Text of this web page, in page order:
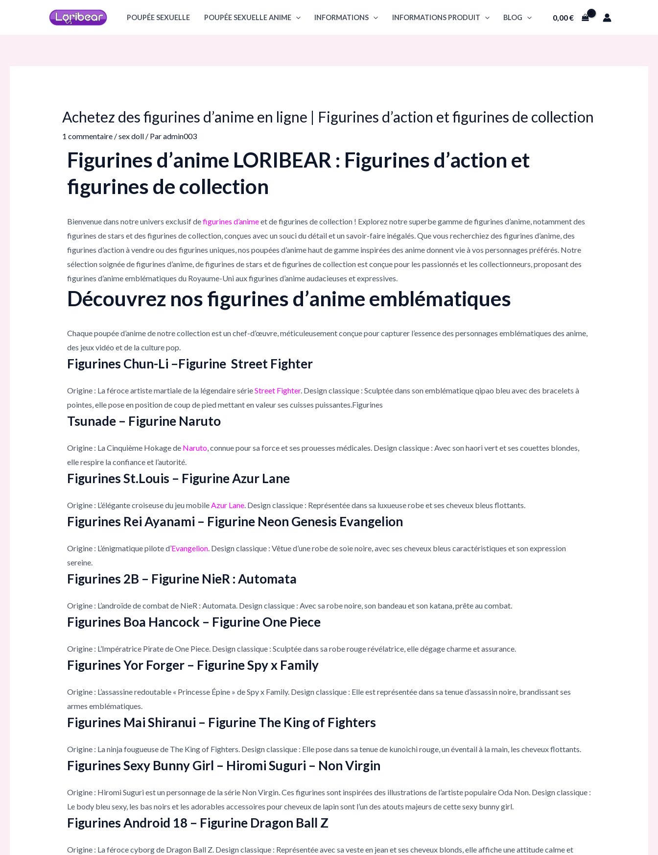
POUPÉE SEXUELLE POUPÉE SEXUELLE ANIME INFORMATIONS INFORMATIONS PRODUIT BLOG 0,00€
Achetez des figurines d’anime en ligne | Figurines d’action et figurines de collection
1 commentaire /sex doll/ Paradmin003
Figurines d’anime LORIBEAR : Figurines d’action et
figurines de collection
Bienvenue dans notre univers exclusif defigurines d’animeet de figurines de collection ! Explorez notre superbe gamme de figurines d’anime, notamment des
figurines de stars et des figurines de collection, conçues avec un souci du détail et un savoir-faire inégalés. Que vous recherchiez des figurines d’anime, des
figurines d’action à vendre ou des figurines uniques, nos poupées d’anime haut de gamme inspirées des anime donnent vie à vos personnages préférés. Notre
sélection soignée de figurines d’anime, de figurines de stars et de figurines de collection est conçue pour les passionnés et les collectionneurs, proposant des
figurines d’anime emblématiques du Royaume-Uni aux figurines d’anime audacieuses et expressives.
Découvrez nos figurines d’anime emblématiques
Chaque poupée d’anime de notre collection est un chef-d’œuvre, méticuleusement conçue pour capturer l’essence des personnages emblématiques des anime,
des jeux vidéo et de la culture pop.
Figurines Chun-Li –Figurine Street Fighter
Origine : La féroce artiste martiale de la légendaire sérieStreet Fighter. Design classique : Sculptée dans son emblématique qipao bleu avec des bracelets à
pointes, elle pose en position de coup de pied mettant en valeur ses cuisses puissantes.Figurines
Tsunade – Figurine Naruto
Origine : La Cinquième Hokage de Naruto, connue pour sa force et ses prouesses médicales. Design classique : Avec son haori vert et ses couettes blondes,
elle respire la confiance et l’autorité.
Figurines St.Louis – Figurine Azur Lane
Origine : L’élégante croiseuse du jeu mobileAzur Lane. Design classique : Représentée dans sa luxueuse robe et ses cheveux bleus flottants.
Figurines Rei Ayanami – Figurine Neon Genesis Evangelion
Origine : L’énigmatique pilote d’Evangelion. Design classique : Vêtue d’une robe de soie noire, avec ses cheveux bleus caractéristiques et son expression
sereine.
Figurines 2B – Figurine NieR : Automata
Origine : L’androïde de combat de NieR : Automata. Design classique : Avec sa robe noire, son bandeau et son katana, prête au combat.
Figurines Boa Hancock – Figurine One Piece
Origine : L’Impératrice Pirate de One Piece. Design classique : Sculptée dans sa robe rouge révélatrice, elle dégage charme et assurance.
Figurines Yor Forger – Figurine Spy x Family
Origine : L’assassine redoutable « Princesse Épine » de Spy x Family. Design classique : Elle est représentée dans sa tenue d’assassin noire, brandissant ses
armes emblématiques.
Figurines Mai Shiranui – Figurine The King of Fighters
Origine : La ninja fougueuse de The King of Fighters. Design classique : Elle pose dans sa tenue de kunoichi rouge, un éventail à la main, les cheveux flottants.
Figurines Sexy Bunny Girl – Hiromi Suguri – Non Virgin
Origine : Hiromi Suguri est un personnage de la série Non Virgin. Ces figurines sont inspirées des illustrations de l’artiste populaire Oda Non. Design classique :
Le body bleu sexy, les bas noirs et les adorables accessoires pour cheveux de lapin sont l’un des atouts majeurs de cette sexy bunny girl.
Figurines Android 18 – Figurine Dragon Ball Z
Origine : La féroce cyborg de Dragon Ball Z. Design classique : Représentée avec sa veste en jean et ses cheveux blonds, elle affiche une attitude calme et